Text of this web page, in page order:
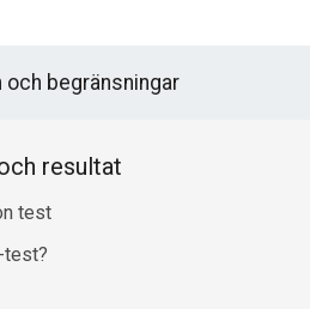
begränsningar
resultat
test
test?